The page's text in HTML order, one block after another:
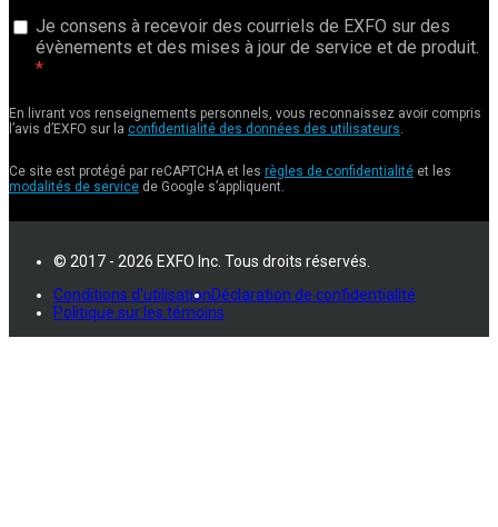
Je consens à recevoir des courriels de EXFO sur des
évènements et des mises à jour de service et de produit.
En livrant vos renseignements personnels, vous reconnaissez avoir compris
l’avis d’EXFO sur la confidentialité des données des utilisateurs
Ce site est protégé par reCAPTCHA et les règles de confidentialité et les
modalités de service de Google s’appliquent.
© 2017 - 2026 EXFO Inc. Tous droits réservés.
Conditions d'utilisationDéclaration de confidentialité
Politique sur les témoins